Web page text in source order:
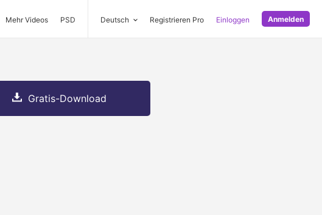
Mehr Videos PSD Deutsch Registrieren Pro Einloggen Anmelden
Gratis-Download